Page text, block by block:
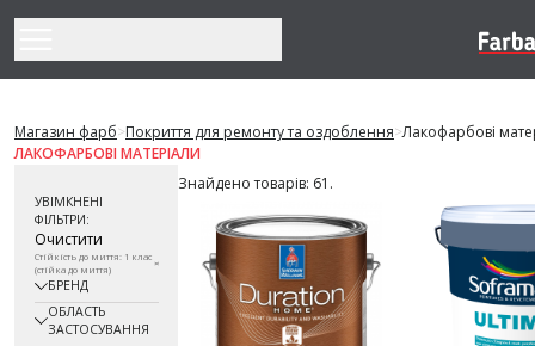
Магазин фарб>Покриття для ремонту та оздоблення>Лакофарбові
ЛАКОФАРБОВІ МАТЕРІАЛИ
УВІМКНЕНІ
ФІЛЬТРИ:
Очистити
Стійкість до миття: 1 клас
(стійка до миття)
БРЕНД
ОБЛАСТЬ
ЗАСТОСУВАННЯ
Знайдено товарів: 61.